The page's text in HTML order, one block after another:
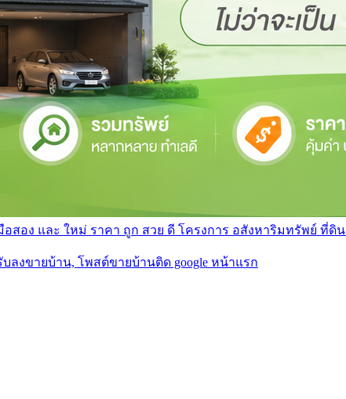
สอง และ ใหม่ ราคา ถูก สวย ดี โครงการ อสังหาริมทรัพย์ ที่ดิ
ลงขายบ้าน, โพสต์ขายบ้านติด google หน้าแรก